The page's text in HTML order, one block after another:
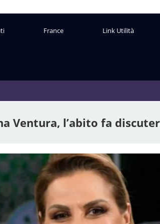
France Link Utilità
Ventura, l’abito fa